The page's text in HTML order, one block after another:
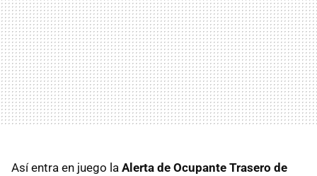
Así entra en juego la Alerta de Ocupante Trasero de